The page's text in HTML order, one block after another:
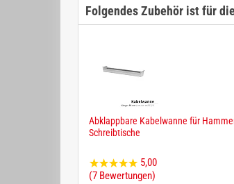
Folgendes Zubehör ist für
Abklappbare Kabelwanne für
Schreibtische
5,00
(7 Bewertungen)